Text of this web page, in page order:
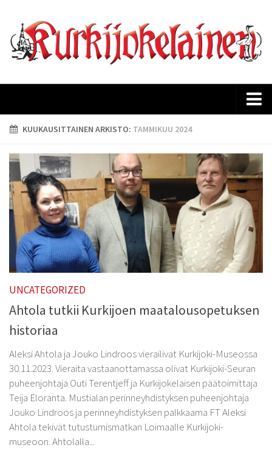
Etusivu
Kurkijokelaisen historia
Lehtiarkisto
Tilaus
Mediakortti
Yhteystiedot
Myyntituotteet
KUUKAUSITTAINEN ARKISTO: TAMMIKUU 2024
UNCATEGORIZED
Ahtola tutkii Kurkijoen maatalousopetuksen
historiaa
Aleksi Ahtola ja Jouko Lindroos vierailivat Kurkijoki-Museossa
30.11.2023. Vieraita vastaanottamassa olivat Kurkijoki-Seuran
puheenjohtaja Outi Terentjeff ja Kurkijokelaisen päätoimittaja
Teija Eloranta. Mustialan perinneyhdistyksen puheenjohtaja
Jouko Lindroos ja perinneyhdistyksen palkkaama FT Aleksi
Ahtola tekivät tutustumismatkan Loimaalle Kurkijoki-
museoon. Ahtolalla...